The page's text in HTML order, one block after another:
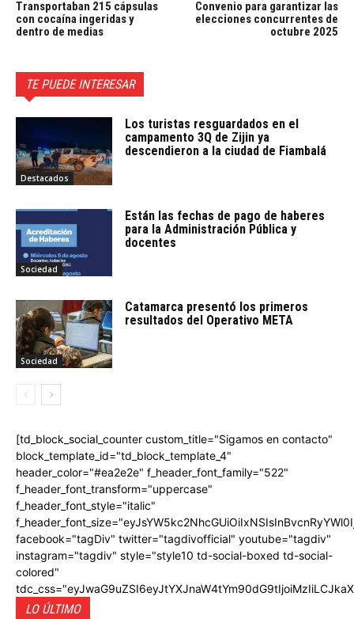
Transportaban 215 cápsulas
con cocaína ingeridas y
dentro de medias
Convenio para garantizar las
elecciones concurrentes de
octubre 2025
TE PUEDE INTERESAR
Destacados
Los turistas resguardados en el
campamento 3Q de Zijin ya
descendieron a la ciudad de Fiambalá
Sociedad
Están las fechas de pago de haberes
para la Administración Pública y
docentes
Sociedad
Catamarca presentó los primeros
resultados del Operativo META
[td_block_social_counter custom_title="Sigamos en contacto"
block_template_id="td_block_template_4"
header_color="#ea2e2e" f_header_font_family="522"
f_header_font_transform="uppercase"
f_header_font_style="italic"
facebook="tagDiv" twitter="tagdivofficial" youtube="tagdiv"
instagram="tagdiv" style="style10 td-social-boxed td-social-
colored"
LO ÚLTIMO